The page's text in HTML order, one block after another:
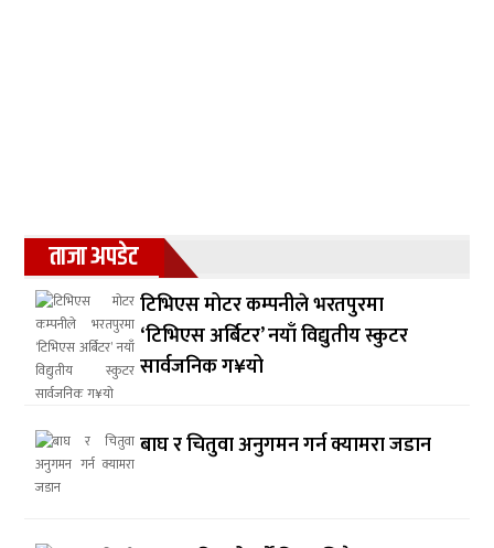
ताजा अपडेट
टिभिएस मोटर कम्पनीले भरतपुरमा
‘टिभिएस अर्बिटर’ नयाँ विद्युतीय स्कुटर
सार्वजनिक ग¥यो
बाघ र चितुवा अनुगमन गर्न क्यामरा जडान